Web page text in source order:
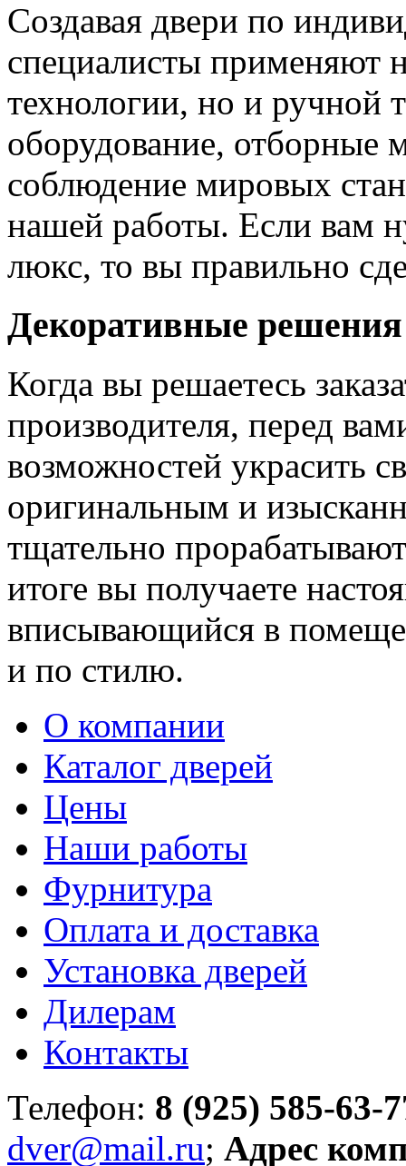
Создавая двери по
специалисты применяют
технологии, но и ручной
оборудование, отборные
соблюдение мировых
нашей работы. Если вам
люкс, то вы правильно
Декоративные решения
Когда вы решаетесь
производителя, перед
возможностей украсить
оригинальным и
тщательно
итоге вы получаете
вписывающийся в
и по стилю.
О компании
Каталог дверей
Цены
Наши работы
Фурнитура
Оплата и доставка
Установка дверей
Дилерам
Контакты
Телефон: 8 (925) 585-63-
dver@mail.ru; Адрес